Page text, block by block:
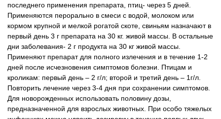
последнего применения препарата, птиц- через 5 дней.
Применяются перорально в смеси с водой, молоком или
кормом крупной и мелкой рогатой скоте, свиньям назначают в
первый день 3 г препарата на 30 кг. живой массы. В остальные
дни заболевания- 2 г продукта на 30 кг живой массы.
Применяют препарат для полного излечения и в течение 1-2
дней после исчезновения симптомов болезни. Птицам и
кроликам: первый день – 2 г/л; второй и третий день – 1г/л.
Повторить лечение через 3-4 дня при сохранении симптомов.
Для новорожденных использовать половину дозы,
предназначенной для взрослых животных. При особо тяжелых